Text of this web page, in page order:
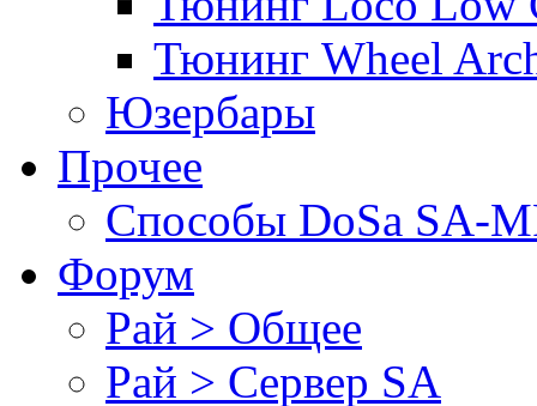
Тюнинг Wheel
Юзербары
Прочее
Cпособы DoSа SA-
Форум
Рай > Общее
Рай > Сервер SA